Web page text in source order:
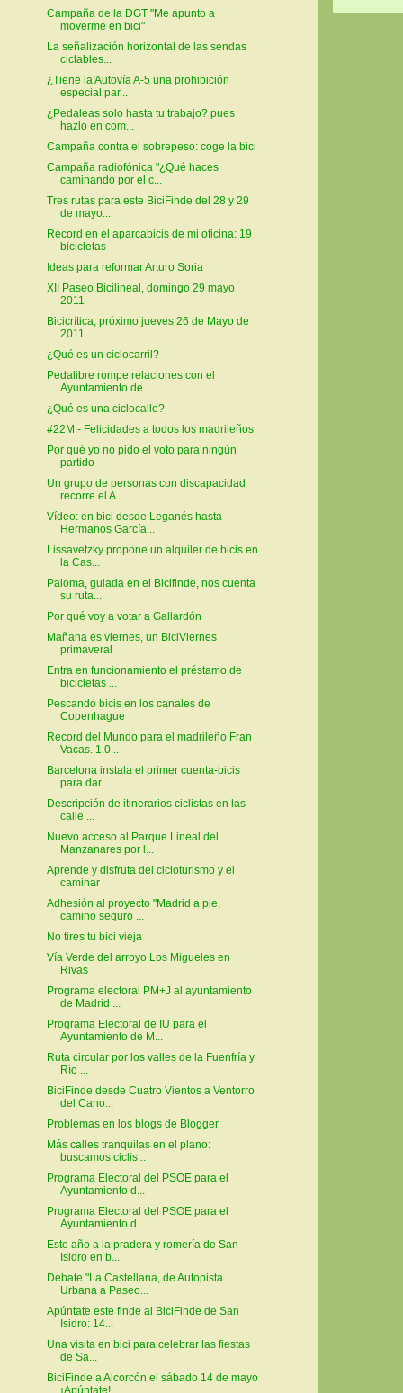
Campaña de la DGT "Me apunto a
moverme en bici"
La señalización horizontal de las sendas
ciclables...
¿Tiene la Autovía A-5 una prohibición
especial par...
¿Pedaleas solo hasta tu trabajo? pues
hazlo en com...
Campaña contra el sobrepeso: coge la bici
Campaña radiofónica "¿Qué haces
caminando por el c...
Tres rutas para este BiciFinde del 28 y 29
de mayo...
Récord en el aparcabicis de mi oficina: 19
bicicletas
Ideas para reformar Arturo Soria
XII Paseo Bicilineal, domingo 29 mayo
2011
Bicicrítica, próximo jueves 26 de Mayo de
2011
¿Qué es un ciclocarril?
Pedalibre rompe relaciones con el
Ayuntamiento de ...
¿Qué es una ciclocalle?
#22M - Felicidades a todos los madrileños
Por qué yo no pido el voto para ningún
partido
Un grupo de personas con discapacidad
recorre el A...
Vídeo: en bici desde Leganés hasta
Hermanos García...
Lissavetzky propone un alquiler de bicis en
la Cas...
Paloma, guiada en el Bicifinde, nos cuenta
su ruta...
Por qué voy a votar a Gallardón
Mañana es viernes, un BiciViernes
primaveral
Entra en funcionamiento el préstamo de
bicicletas ...
Pescando bicis en los canales de
Copenhague
Récord del Mundo para el madrileño Fran
Vacas. 1.0...
Barcelona instala el primer cuenta-bicis
para dar ...
Descripción de itinerarios ciclistas en las
calle ...
Nuevo acceso al Parque Lineal del
Manzanares por l...
Aprende y disfruta del cicloturismo y el
caminar
Adhesión al proyecto "Madrid a pie,
camino seguro ...
No tires tu bici vieja
Vía Verde del arroyo Los Migueles en
Rivas
Programa electoral PM+J al ayuntamiento
de Madrid ...
Programa Electoral de IU para el
Ayuntamiento de M...
Ruta circular por los valles de la Fuenfría y
Río ...
BiciFinde desde Cuatro Vientos a Ventorro
del Cano...
Problemas en los blogs de Blogger
Más calles tranquilas en el plano:
buscamos ciclis...
Programa Electoral del PSOE para el
Ayuntamiento d...
Programa Electoral del PSOE para el
Ayuntamiento d...
Este año a la pradera y romería de San
Isidro en b...
Debate "La Castellana, de Autopista
Urbana a Paseo...
Apúntate este finde al BiciFinde de San
Isidro: 14...
Una visita en bici para celebrar las fiestas
de Sa...
BiciFinde a Alcorcón el sábado 14 de mayo
¡Apúntate!